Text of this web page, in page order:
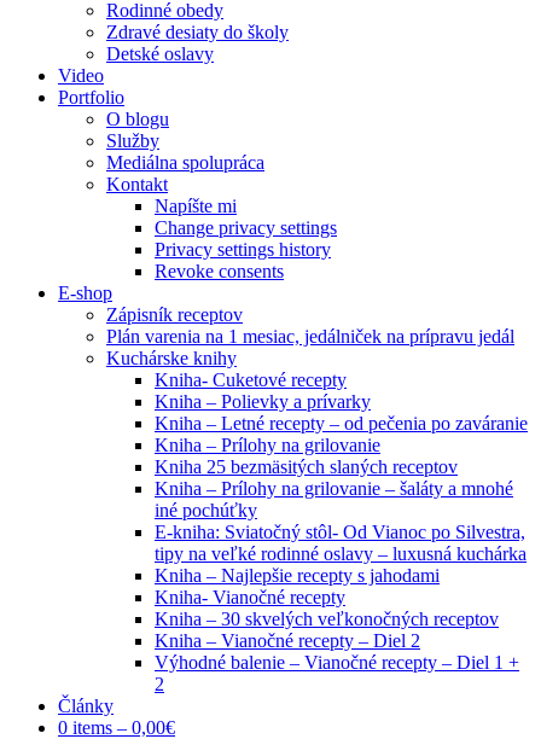
Rodinné obedy
Zdravé desiaty do školy
Detské oslavy
Video
Portfolio
O blogu
Služby
Mediálna spolupráca
Kontakt
Napíšte mi
Change privacy settings
Privacy settings history
Revoke consents
E-shop
Zápisník receptov
Plán varenia na 1 mesiac, jedálniček na prípravu jedál
Kuchárske knihy
Kniha- Cuketové recepty
Kniha – Polievky a prívarky
Kniha – Letné recepty – od pečenia po zaváranie
Kniha – Prílohy na grilovanie
Kniha 25 bezmäsitých slaných receptov
Kniha – Prílohy na grilovanie – šaláty a mnohé
iné pochúťky
E-kniha: Sviatočný stôl- Od Vianoc po Silvestra,
tipy na veľké rodinné oslavy – luxusná kuchárka
Kniha – Najlepšie recepty s jahodami
Kniha- Vianočné recepty
Kniha – 30 skvelých veľkonočných receptov
Kniha – Vianočné recepty – Diel 2
Výhodné balenie – Vianočné recepty – Diel 1 +
2
Články
0 items – 0,00€